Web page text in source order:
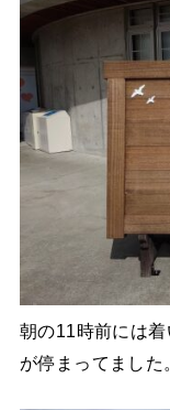
朝の11時前には
が停まってました